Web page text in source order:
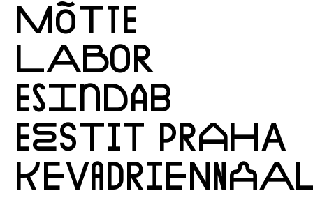
MÕTTE
LABOR
ESINDAB
EESTIT PRAHA